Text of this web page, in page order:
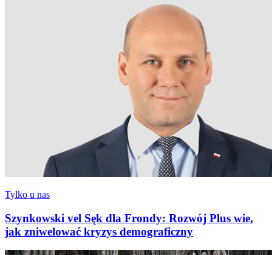
Tylko u nas
Szynkowski vel Sęk dla Frondy: Rozwój Plus wie,
jak zniwelować kryzys demograficzny